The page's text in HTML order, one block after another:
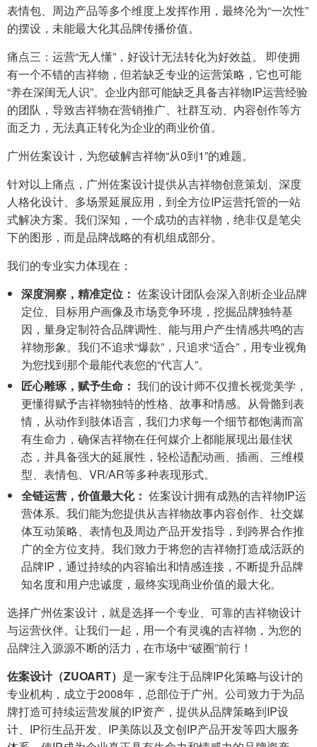
表情包、周边产品等多个维度上发挥作用，最终沦为“一次性”
的摆设，未能最大化其品牌传播价值。
痛点三：运营“无人懂”，好设计无法转化为好效益。 即使拥
有一个不错的吉祥物，但若缺乏专业的运营策略，它也可能
“养在深闺无人识”。企业内部可能缺乏具备吉祥物IP运营经验
的团队，导致吉祥物在营销推广、社群互动、内容创作等方
面乏力，无法真正转化为企业的商业价值。
广州佐案设计，为您破解吉祥物“从0到1”的难题。
针对以上痛点，广州佐案设计提供从吉祥物创意策划、深度
人格化设计、多场景延展应用，到全方位IP运营托管的一站
式解决方案。我们深知，一个成功的吉祥物，绝非仅是笔尖
下的图形，而是品牌战略的有机组成部分。
我们的专业实力体现在：
深度洞察，精准定位： 佐案设计团队会深入剖析企业品牌
定位、目标用户画像及市场竞争环境，挖掘品牌独特基
因，量身定制符合品牌调性、能与用户产生情感共鸣的吉
祥物形象。我们不追求“爆款”，只追求“适合”，用专业视角
为您找到那个最能代表您的“代言人”。
匠心雕琢，赋予生命： 我们的设计师不仅擅长视觉美学，
更懂得赋予吉祥物独特的性格、故事和情感。从骨骼到表
情，从动作到肢体语言，我们力求每一个细节都饱满而富
有生命力，确保吉祥物在任何媒介上都能展现出最佳状
态，并具备强大的延展性，轻松适配动画、插画、三维模
型、表情包、VR/AR等多种表现形式。
全链运营，价值最大化： 佐案设计拥有成熟的吉祥物IP运
营体系。我们能为您提供从吉祥物故事内容创作、社交媒
体互动策略、表情包及周边产品开发指导，到跨界合作推
广的全方位支持。我们致力于将您的吉祥物打造成活跃的
品牌IP，通过持续的内容输出和情感连接，不断提升品牌
知名度和用户忠诚度，最终实现商业价值的最大化。
选择广州佐案设计，就是选择一个专业、可靠的吉祥物设计
与运营伙伴。让我们一起，用一个有灵魂的吉祥物，为您的
品牌注入源源不断的活力，在市场中“破圈”前行！
佐案设计（ZUOART） 是一家专注于品牌IP化策略与设计的
专业机构，成立于2008年，总部位于广州。公司致力于为品
牌打造可持续运营发展的IP资产，提供从品牌策略到IP设
计、IP衍生品开发、IP美陈以及文创IP产品开发等四大服务